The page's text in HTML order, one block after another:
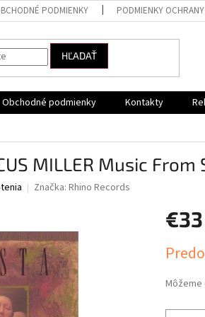
PODMIENKY PODMIENKY OCHRANY
HĽADAŤ
Obchodné podmienky Kontakty
MILLER Music From
Značka: Rhino Records
€33
cena: